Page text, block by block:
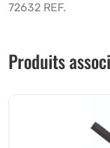
72632 REF.
Produits